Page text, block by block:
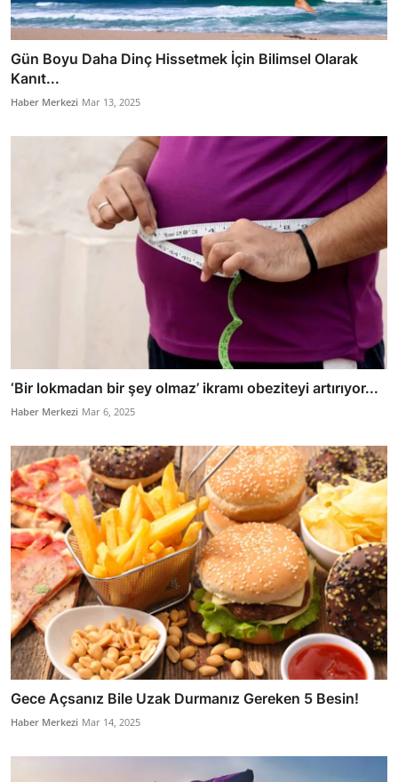
Gün Boyu Daha Dinç Hissetmek İçin Bilimsel Olarak
Kanıt...
Haber Merkezi Mar 13, 2025
‘Bir lokmadan bir şey olmaz’ ikramı obeziteyi artırıyor...
Haber Merkezi Mar 6, 2025
Gece Açsanız Bile Uzak Durmanız Gereken 5 Besin!
Haber Merkezi Mar 14, 2025